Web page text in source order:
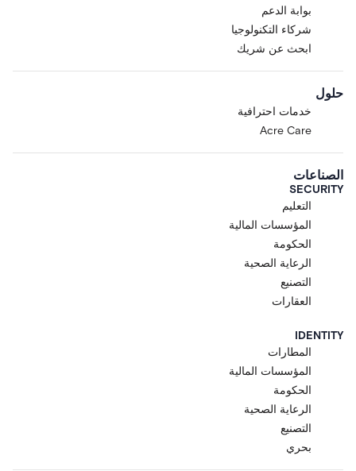
بوابة الدعم
شركاء التكنولوجيا
ابحث عن شريك
حلول
خدمات احترافية
Acre Care
الصناعات
SECURITY
التعليم
المؤسسات المالية
الحكومة
الرعاية الصحية
التصنيع
العقارات
IDENTITY
المطارات
المؤسسات المالية
الحكومة
الرعاية الصحية
التصنيع
بحري